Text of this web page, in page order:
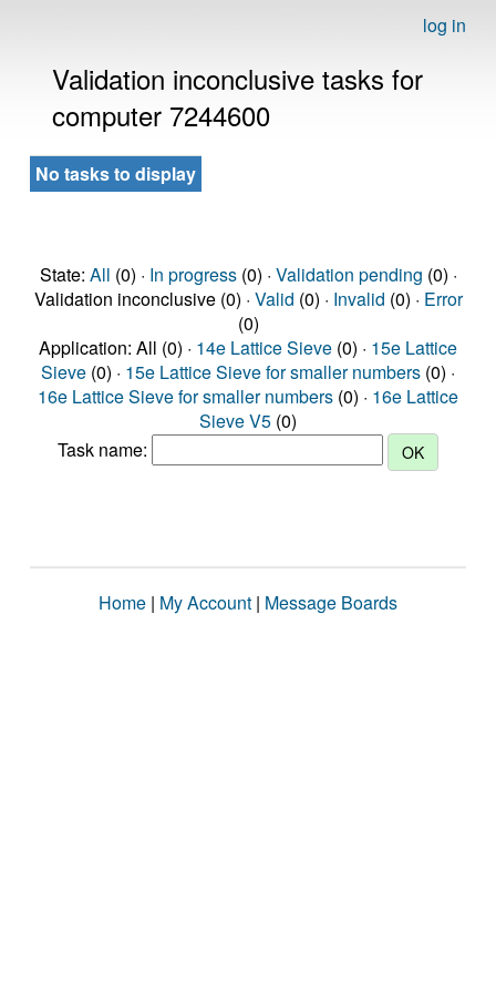
log in
Validation inconclusive tasks for
computer 7244600
No tasks to display
State: All (0) · In progress(0) · Validation pending (0) ·
Validation inconclusive (0) · Valid (0) · Invalid (0) · Error
(0)
Application: All (0) · 14e Lattice Sieve (0) · 15e Lattice
Sieve (0) · 15e Lattice Sieve for smaller numbers (0) ·
16e Lattice Sieve for smaller numbers (0) · 16e Lattice
Sieve V5 (0)
Task name:
Home | My Account | Message Boards